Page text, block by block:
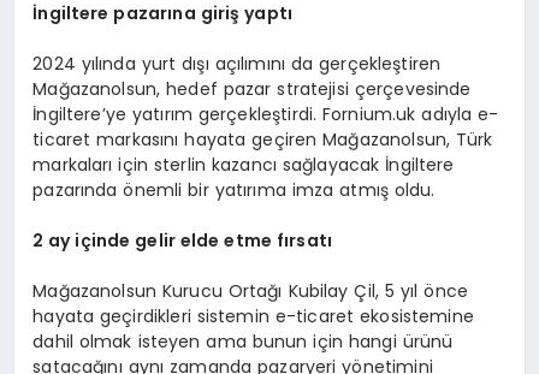
İngiltere pazarına giriş yaptı
2024 yılında yurt dışı açılımını da gerçekleştiren
Mağazanolsun, hedef pazar stratejisi çerçevesinde
İngiltere’ye yatırım gerçekleştirdi. Fornium.uk adıyla e-
ticaret markasını hayata geçiren Mağazanolsun, Türk
markaları için sterlin kazancı sağlayacak İngiltere
pazarında önemli bir yatırıma imza atmış oldu.
2 ay içinde gelir elde etme fırsatı
Mağazanolsun Kurucu Ortağı Kubilay Çil, 5 yıl önce
hayata geçirdikleri sistemin e-ticaret ekosistemine
dahil olmak isteyen ama bunun için hangi ürünü
satacağını aynı zamanda pazaryeri yönetimini